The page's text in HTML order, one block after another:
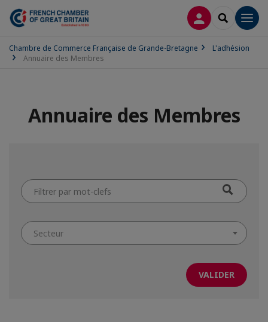
CONNEXION
Chambre de Commerce Française de Grande-Bretagne
L'adhésion
Annuaire des Membres
Annuaire des Membres
Filtrer
par
mot-
Secteur